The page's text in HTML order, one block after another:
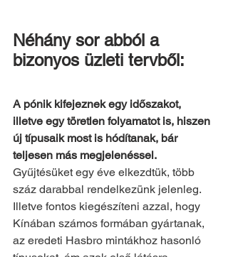
Néhány sor abból a
bizonyos üzleti tervből:
A pónik kifejeznek egy időszakot,
illetve egy töretlen folyamatot is, hiszen
új típusaik most is hódítanak, bár
teljesen más megjelenéssel.
Gyűjtésüket egy éve elkezdtük, több
száz darabbal rendelkezünk jelenleg.
Illetve fontos kiegészíteni azzal, hogy
Kínában számos formában gyártanak,
az eredeti Hasbro mintákhoz hasonló